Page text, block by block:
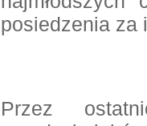
posiedzenia za
Przez